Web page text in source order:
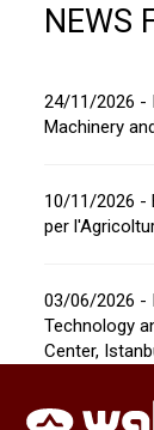
NEWS
24/11/2026 -
Machinery
10/11/2026 -
per
03/06/2026 -
Technology
Center,